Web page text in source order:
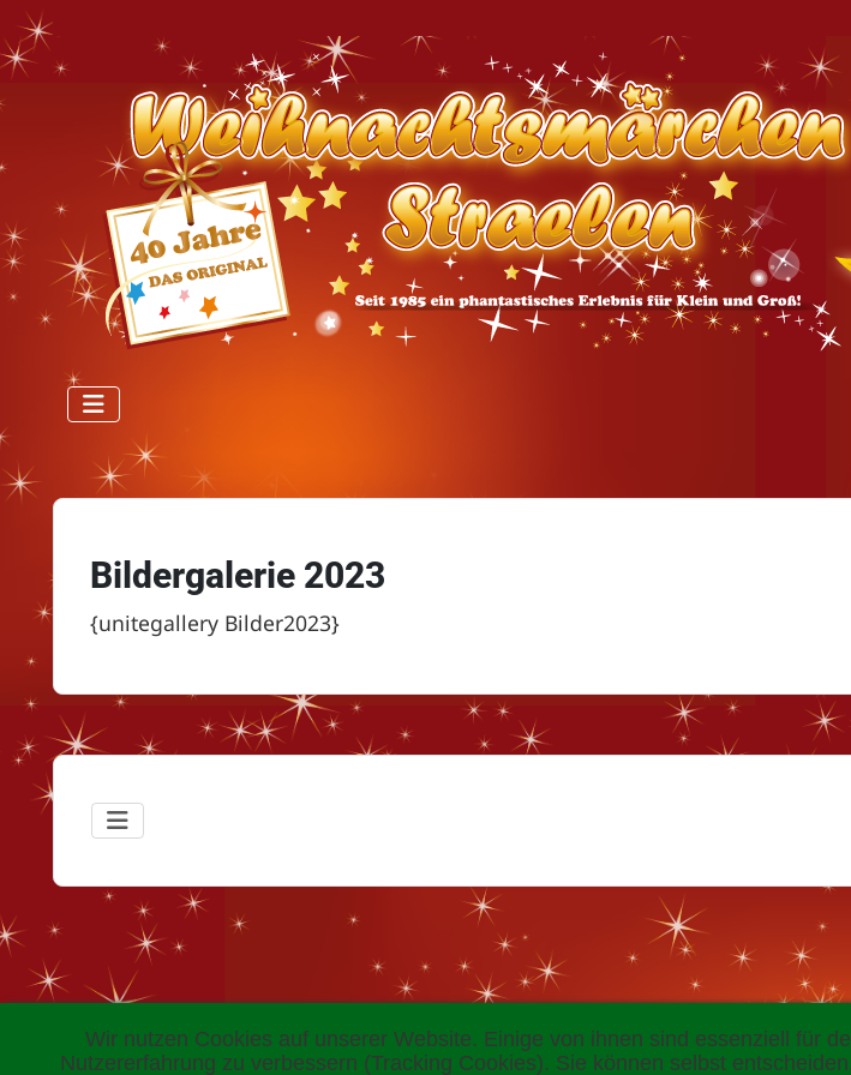
Bildergalerie 2023
{unitegallery Bilder2023}
Wir nutzen Cookies auf unserer Website. Einige von ihnen sind essenziell für
Nutzererfahrung zu verbessern (Tracking Cookies). Sie können selbst